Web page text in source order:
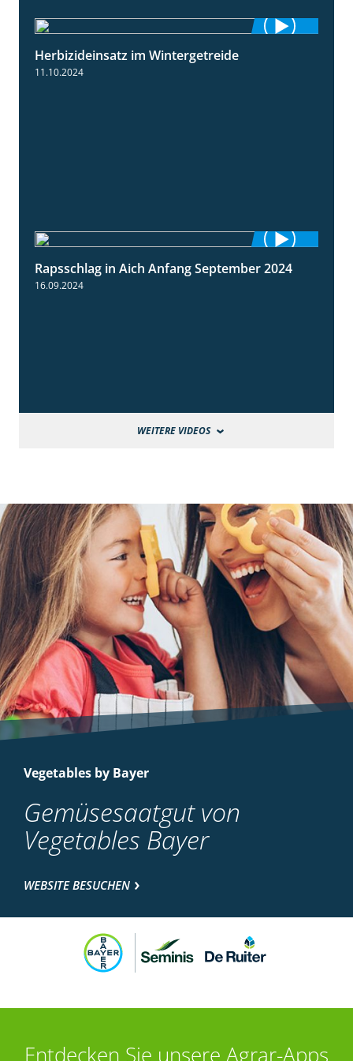
Herbizideinsatz im Wintergetreide
11.10.2024
1:50
Rapsschlag in Aich Anfang September 2024
16.09.2024
WEITERE VIDEOS
Vegetables by Bayer
Gemüsesaatgut von
Vegetables Bayer
WEBSITE BESUCHEN
Entdecken Sie unsere Agrar-Apps